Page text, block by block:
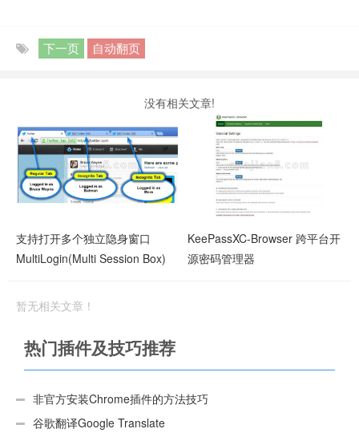
下一页 自动翻页
没有相关文章!
支持打开多个独立隐身窗口
MultiLogin(Multi Session Box)
KeePassXC-Browser 跨平台开
源密码管理器
暂无相关文章！
热门插件及技巧推荐
非官方安装Chrome插件的方法技巧
谷歌翻译Google Translate